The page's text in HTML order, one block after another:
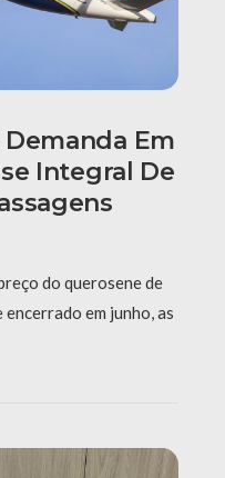
Em
Integral De
do querosene de
em junho, as